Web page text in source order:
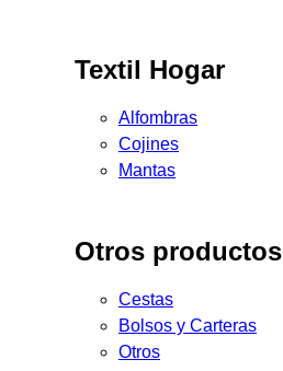
Textil Hogar
Alfombras
Cojines
Mantas
Otros productos
Cestas
Bolsos y Carteras
Otros